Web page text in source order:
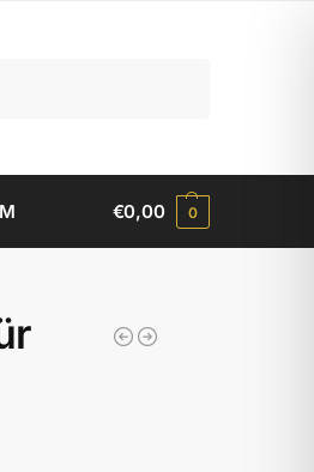
€0,00 0